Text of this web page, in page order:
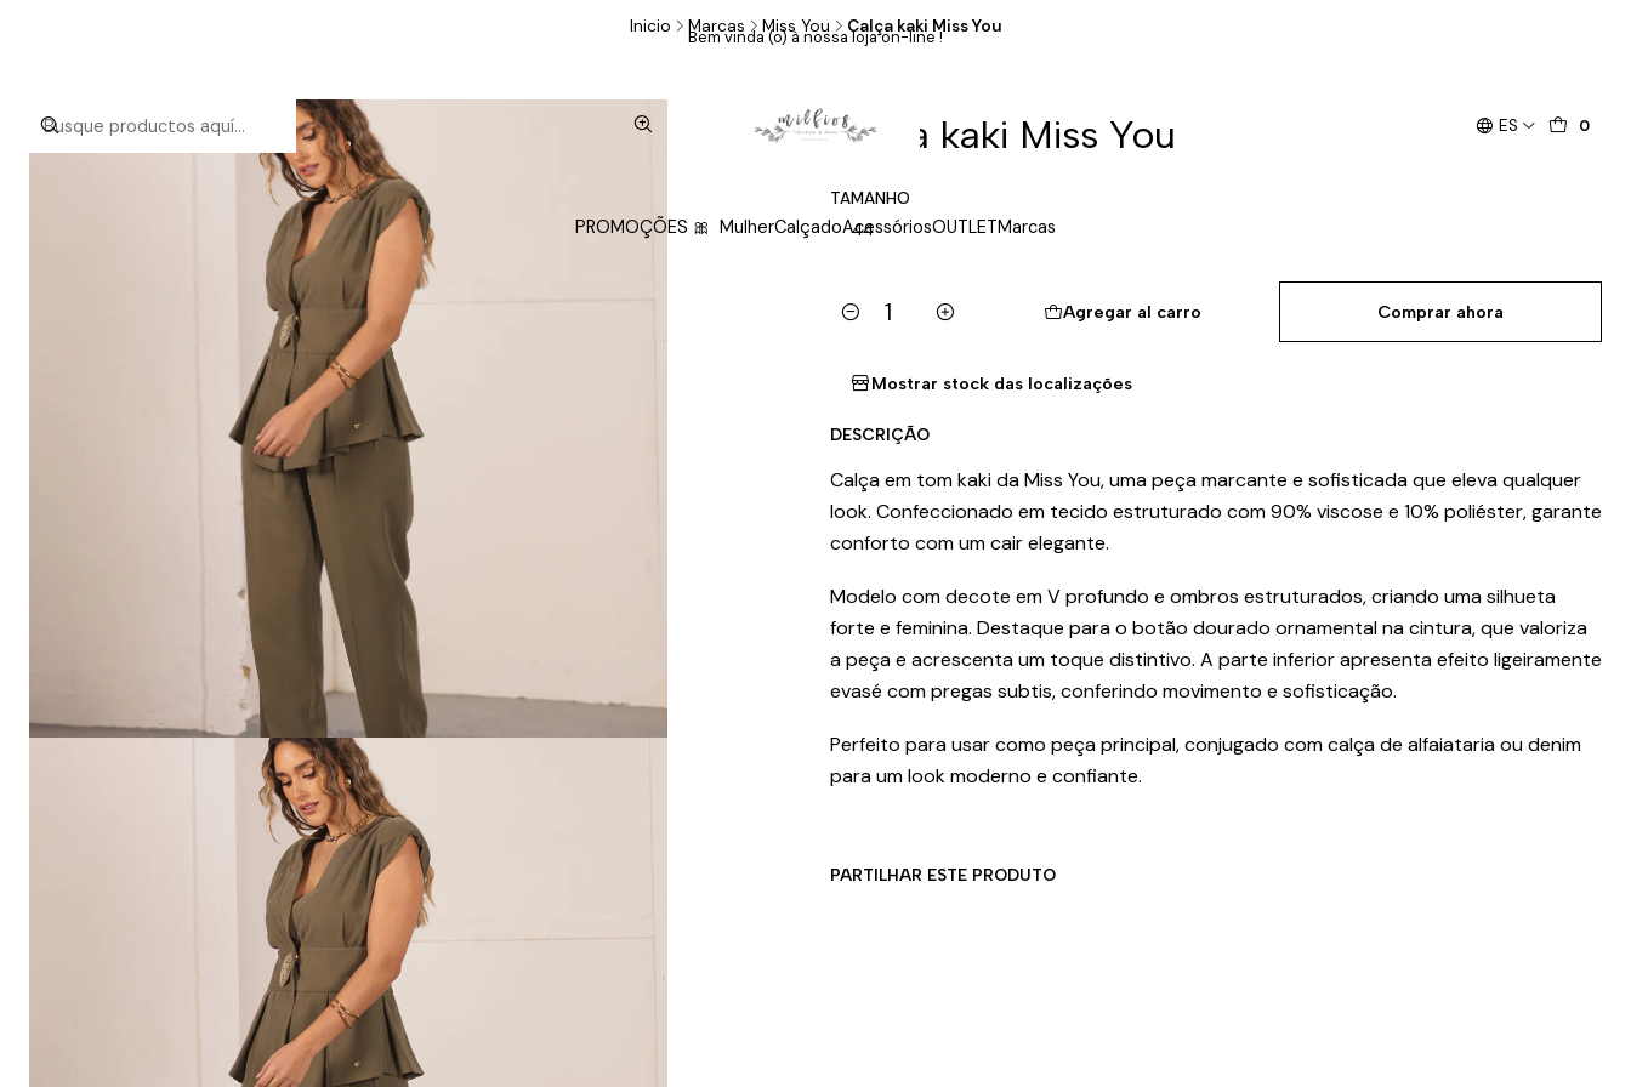
ES 0
PROMOÇÕES 🎀 MulherCalçadoAcessóriosOUTLETMarcas
Bem vinda (o) à nossa loja on-line !
Inicio Marcas Miss You Calça kaki Miss You
Calça kaki Miss You
TAMANHO
44
Cantidad
Agregar al carro Comprar ahora
Mostrar stock das localizações
DESCRIÇÃO
Calça em tom kaki da Miss You, uma peça marcante e sofisticada que eleva qualquer
look. Confeccionado em tecido estruturado com 90% viscose e 10% poliéster, garante
conforto com um cair elegante.
Modelo com decote em V profundo e ombros estruturados, criando uma silhueta
forte e feminina. Destaque para o botão dourado ornamental na cintura, que valoriza
a peça e acrescenta um toque distintivo. A parte inferior apresenta efeito ligeiramente
evasé com pregas subtis, conferindo movimento e sofisticação.
Perfeito para usar como peça principal, conjugado com calça de alfaiataria ou denim
para um look moderno e confiante.
PARTILHAR ESTE PRODUTO